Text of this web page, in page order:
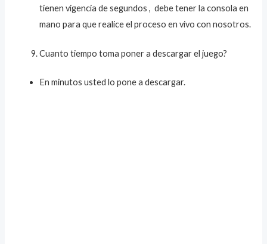
tienen vigencia de segundos , debe tener la consola en
mano para que realice el proceso en vivo con nosotros.
Cuanto tiempo toma poner a descargar el juego?
En minutos usted lo pone a descargar.